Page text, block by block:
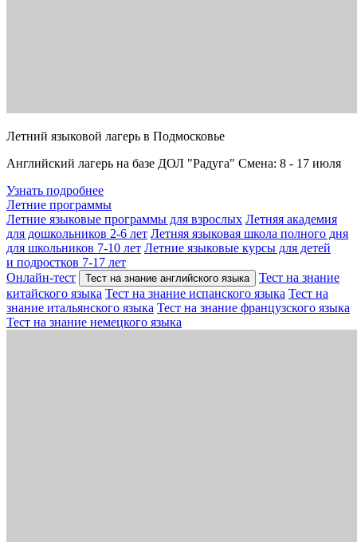
Летний языковой лагерь в Подмосковье
Английский лагерь на базе ДОЛ "Радуга" Смена: 8 - 17 июля
Узнать подробнее
Летние программы
Летние языковые программы для взрослых Летняя академия
для дошкольников 2-6 лет Летняя языковая школа полного дня
для школьников 7-10 лет Летние языковые курсы для детей
и подростков 7-17 лет
Онлайн-тест
Тест на знание английского языка
Тест на знание
китайского языка Тест на знание испанского языка Тест на
знание итальянского языка Тест на знание французского языка
Тест на знание немецкого языка